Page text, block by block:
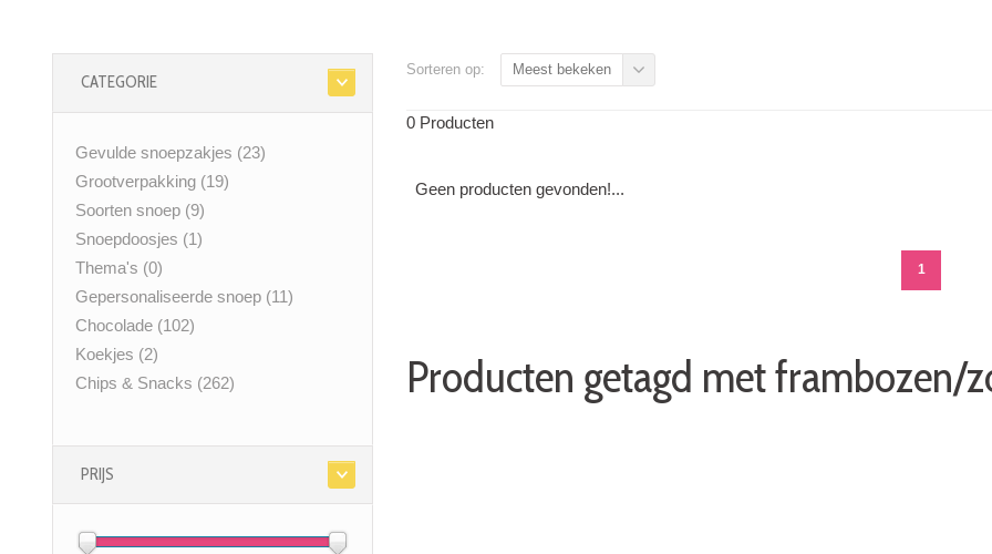
CATEGORIE
Gevulde snoepzakjes (23)
Grootverpakking (19)
Soorten snoep (9)
Snoepdoosjes (1)
Thema's (0)
Gepersonaliseerde snoep (11)
Chocolade (102)
Koekjes (2)
Chips & Snacks (262)
PRIJS
Sorteren op: Meest bekeken
0 Producten
Geen producten gevonden!...
1
Producten getagd met frambozen/